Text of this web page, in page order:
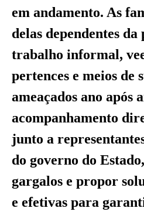
em andamento. As
delas dependentes da
trabalho informal,
pertences e meios de
ameaçados ano após
acompanhamento
junto a
do governo do
gargalos e propor
e efetivas para